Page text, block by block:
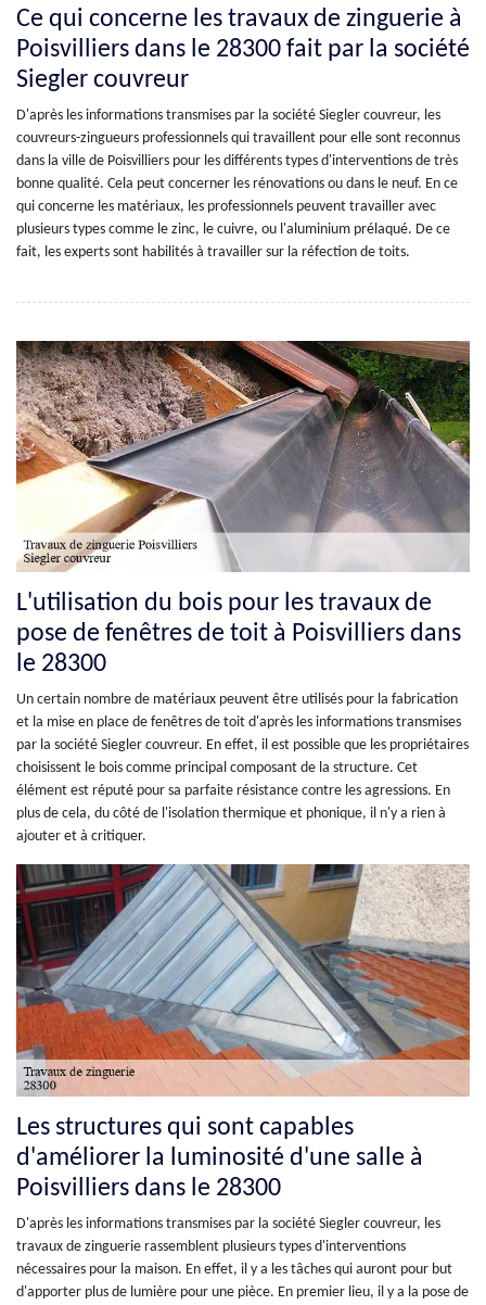
Ce qui concerne les travaux de zinguerie à
Poisvilliers dans le 28300 fait par la société
Siegler couvreur
D'après les informations transmises par la société Siegler couvreur, les
couvreurs-zingueurs professionnels qui travaillent pour elle sont reconnus
dans la ville de Poisvilliers pour les différents types d'interventions de très
bonne qualité. Cela peut concerner les rénovations ou dans le neuf. En ce
qui concerne les matériaux, les professionnels peuvent travailler avec
plusieurs types comme le zinc, le cuivre, ou l'aluminium prélaqué. De ce
fait, les experts sont habilités à travailler sur la réfection de toits.
L'utilisation du bois pour les travaux de
pose de fenêtres de toit à Poisvilliers dans
le 28300
Un certain nombre de matériaux peuvent être utilisés pour la fabrication
et la mise en place de fenêtres de toit d'après les informations transmises
par la société Siegler couvreur. En effet, il est possible que les propriétaires
choisissent le bois comme principal composant de la structure. Cet
élément est réputé pour sa parfaite résistance contre les agressions. En
plus de cela, du côté de l'isolation thermique et phonique, il n'y a rien à
ajouter et à critiquer.
Les structures qui sont capables
d'améliorer la luminosité d'une salle à
Poisvilliers dans le 28300
D'après les informations transmises par la société Siegler couvreur, les
travaux de zinguerie rassemblent plusieurs types d'interventions
nécessaires pour la maison. En effet, il y a les tâches qui auront pour but
d'apporter plus de lumière pour une pièce. En premier lieu, il y a la pose de